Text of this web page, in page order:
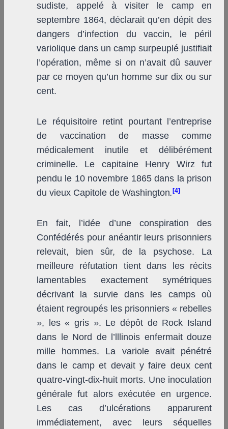
sudiste, appelé à visiter le camp en
septembre 1864, déclarait qu’en dépit des
dangers d’infection du vaccin, le péril
variolique dans un camp surpeuplé justifiait
l’opération, même si on n’avait dû sauver
par ce moyen qu’un homme sur dix ou sur
cent.
Le réquisitoire retint pourtant l’entreprise
de vaccination de masse comme
médicalement inutile et délibérément
criminelle. Le capitaine Henry Wirz fut
pendu le 10 novembre 1865 dans la prison
du vieux Capitole de Washington. [4]
En fait, l’idée d’une conspiration des
Confédérés pour anéantir leurs prisonniers
relevait, bien sûr, de la psychose. La
meilleure réfutation tient dans les récits
lamentables exactement symétriques
décrivant la survie dans les camps où
étaient regroupés les prisonniers « rebelles
», les « gris ». Le dépôt de Rock Island
dans le Nord de l’lllinois enfermait douze
mille hommes. La variole avait pénétré
dans le camp et devait y faire deux cent
quatre-vingt-dix-huit morts. Une inoculation
générale fut alors exécutée en urgence.
Les cas d’ulcérations apparurent
immédiatement, avec leurs séquelles